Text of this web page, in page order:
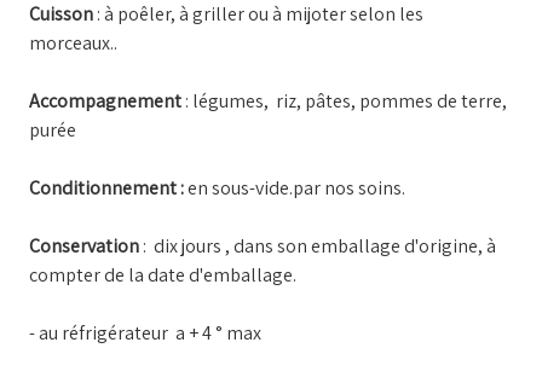
Cuisson: à poêler, à griller ou à mijoter selon les
morceaux..
Accompagnement: légumes, riz, pâtes, pommes de terre,
purée
Conditionnement :en sous-vide.par nos soins.
Conservation: dix jours , dans son emballage d'origine, à
compter de la date d'emballage.
- au réfrigérateur a + 4 ° max